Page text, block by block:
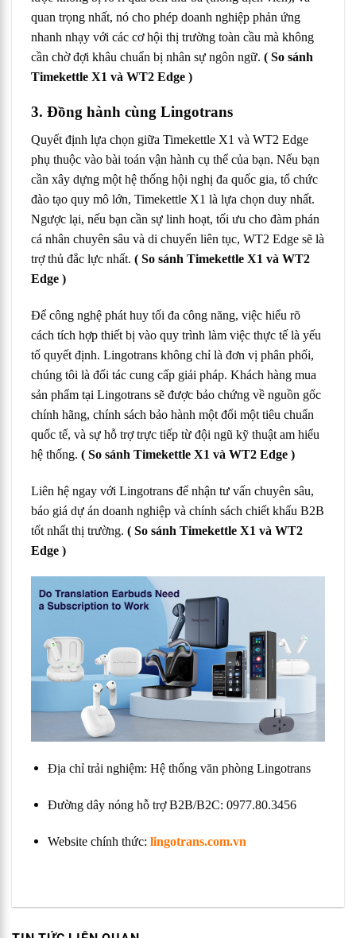
quan trọng nhất, nó cho phép doanh nghiệp phản ứng
nhanh nhạy với các cơ hội thị trường toàn cầu mà không
cần chờ đợi khâu chuẩn bị nhân sự ngôn ngữ. ( So sánh
Timekettle X1 và WT2 Edge )
3. Đồng hành cùng Lingotrans
Quyết định lựa chọn giữa Timekettle X1 và WT2 Edge
phụ thuộc vào bài toán vận hành cụ thể của bạn. Nếu bạn
cần xây dựng một hệ thống hội nghị đa quốc gia, tổ chức
đào tạo quy mô lớn, Timekettle X1 là lựa chọn duy nhất.
Ngược lại, nếu bạn cần sự linh hoạt, tối ưu cho đàm phán
cá nhân chuyên sâu và di chuyển liên tục, WT2 Edge sẽ là
trợ thủ đắc lực nhất. ( So sánh Timekettle X1 và WT2
Edge )
Để công nghệ phát huy tối đa công năng, việc hiểu rõ
cách tích hợp thiết bị vào quy trình làm việc thực tế là yếu
tố quyết định. Lingotrans không chỉ là đơn vị phân phối,
chúng tôi là đối tác cung cấp giải pháp. Khách hàng mua
sản phẩm tại Lingotrans sẽ được bảo chứng về nguồn gốc
chính hãng, chính sách bảo hành một đổi một tiêu chuẩn
quốc tế, và sự hỗ trợ trực tiếp từ đội ngũ kỹ thuật am hiểu
hệ thống. ( So sánh Timekettle X1 và WT2 Edge )
Liên hệ ngay với Lingotrans để nhận tư vấn chuyên sâu,
báo giá dự án doanh nghiệp và chính sách chiết khấu B2B
tốt nhất thị trường. ( So sánh Timekettle X1 và WT2
Edge )
Địa chỉ trải nghiệm: Hệ thống văn phòng Lingotrans
Đường dây nóng hỗ trợ B2B/B2C: 0977.80.3456
Website chính thức: lingotrans.com.vn